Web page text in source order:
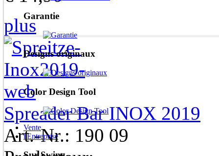
Garantie
Designs originaux
Color Design Tool
Vente
l'Entreprise
plus
Spreader Bar INOX 2019
Art.-Nr.: 190 09